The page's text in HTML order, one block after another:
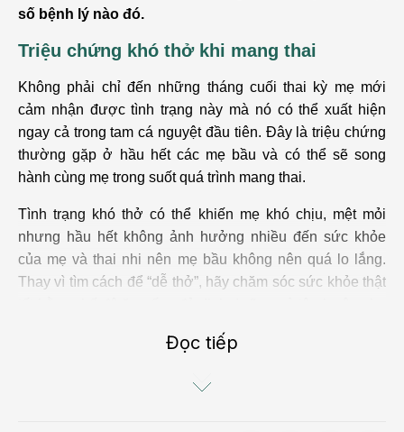
số bệnh lý nào đó.
Triệu chứng khó thở khi mang thai
Không phải chỉ đến những tháng cuối thai kỳ mẹ mới
cảm nhận được tình trạng này mà nó có thể xuất hiện
ngay cả trong tam cá nguyệt đầu tiên. Đây là triệu chứng
thường gặp ở hầu hết các mẹ bầu và có thể sẽ song
hành cùng mẹ trong suốt quá trình mang thai.
Tình trạng khó thở có thể khiến mẹ khó chịu, mệt mỏi
nhưng hầu hết không ảnh hưởng nhiều đến sức khỏe
của mẹ và thai nhi nên mẹ bầu không nên quá lo lắng.
Thay vì tìm cách để “dễ thở”, hãy chăm sóc sức khỏe thật
thở ở bà bầu có thể do một số bệnh lý gây ra. Do đó
Đọc tiếp